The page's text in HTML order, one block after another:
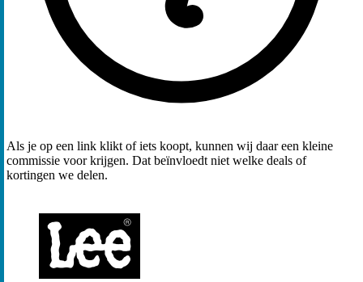
Als je op een link klikt of iets koopt, kunnen wij daar een kleine
commissie voor krijgen. Dat beïnvloedt niet welke deals of
kortingen we delen.